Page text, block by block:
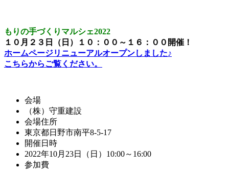
もりの手づくりマルシェ2022
１０月２３日（日）１０：００～１６：００開催！
ホームページリニューアルオープンしました♪
こちらからご覧ください。
会場
（株）守重建設
会場住所
東京都日野市南平8-5-17
開催日時
2022年10月23日（日）10:00～16:00
参加費